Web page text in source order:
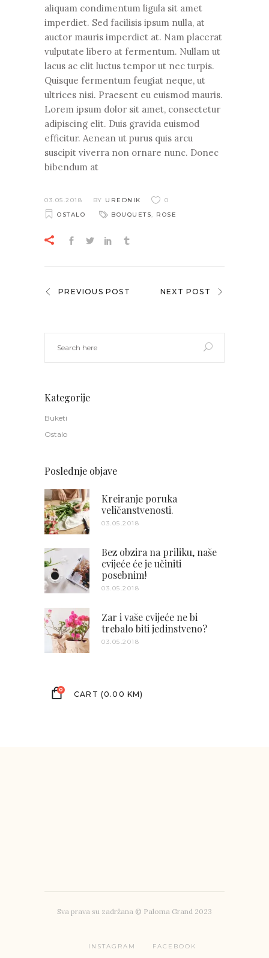
aliquam condimentum ligula sit amet
imperdiet. Sed facilisis ipsum nulla, at
auctor mauris imperdiet at. Nam placerat
vulputate libero at fermentum. Nullam ut
lacus ac elit luctus tempor ut nec turpis.
Quisque fermentum feugiat neque, ut
ultrices nisi. Praesent eu euismod mauris.
Lorem ipsum dolor sit amet, consectetur
adipiscing elit. Duis gravida euismod
efficitur. Aenean ut purus quis arcu
suscipit viverra non ornare nunc. Donec
bibendum at
03.05.2018 BY UREDNIK
0
OSTALO
BOUQUETS, ROSE
PREVIOUS POST NEXT POST
Kategorije
Buketi
Ostalo
Poslednje objave
Kreiranje poruka
veličanstvenosti.
03.05.2018
Bez obzira na priliku, naše
cvijeće će je učiniti
posebnim!
03.05.2018
Zar i vaše cvijeće ne bi
trebalo biti jedinstveno?
03.05.2018
0 CART (0.00KM)
Sva prava su zadržana © Paloma Grand 2023
INSTAGRAM FACEBOOK